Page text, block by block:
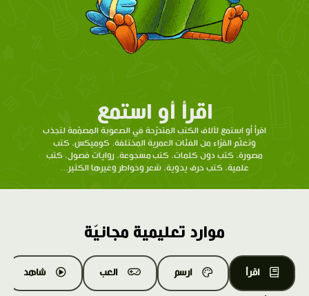
اقرأ أو استمع
اقرأ أو استمع لآلاف الكتب المتدرّحة في الصعوبة المصمّمة لتجذب
وتعلّم القرّاء من الفئات العمرية المختلفة. كوميكس، كتب
مصورة، كتب دون كلمات، كتب مسجوعة، روايات فصول، كتب
علمية، كتب حرف يدوية، شعر وخواطر وغيرها الكثير...
موارد تعليمية مجانيّة
اقرأ ارسم العب شاهد